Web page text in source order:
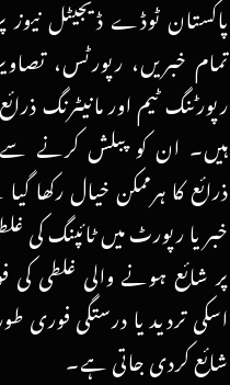
پاکستان ٹوڈے ڈیجیٹل نیوز
تمام خبریں، رپورٹس،
رپورٹنگ ٹیم اور مانیٹرنگ
ہیں۔ ان کو پبلش کرنے
ذرائع کا ہرممکن خیال رکھا
خبر یا رپورٹ میں ٹائپنگ کی
پر شائع ہونے والی غلطی
اسکی تردید یا درستگی فوری
شائع کردی جاتی ہے۔